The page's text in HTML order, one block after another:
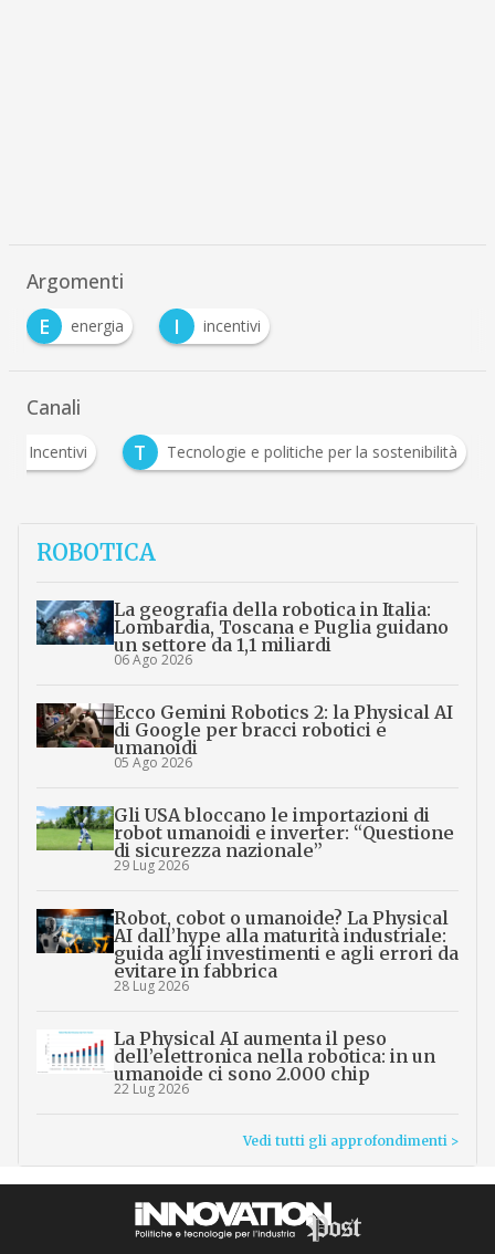
Argomenti
E
energia I incentivi
Canali
Incentivi T Tecnologie e politiche per la sostenibilità
ROBOTICA
La geografia della robotica in Italia:
Lombardia, Toscana e Puglia guidano
un settore da 1,1 miliardi
06 Ago 2026
Ecco Gemini Robotics 2: la Physical AI
di Google per bracci robotici e
umanoidi
05 Ago 2026
Gli USA bloccano le importazioni di
robot umanoidi e inverter: “Questione
di sicurezza nazionale”
29 Lug 2026
Robot, cobot o umanoide? La Physical
AI dall’hype alla maturità industriale:
guida agli investimenti e agli errori da
evitare in fabbrica
28 Lug 2026
La Physical AI aumenta il peso
dell’elettronica nella robotica: in un
umanoide ci sono 2.000 chip
22 Lug 2026
Vedi tutti gli approfondimenti >